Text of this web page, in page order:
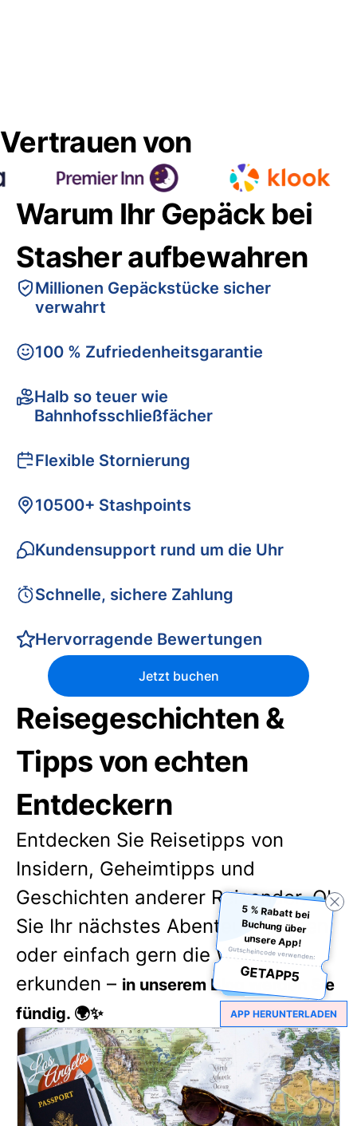
Vertrauen von
Warum Ihr Gepäck bei
Stasher aufbewahren
Millionen Gepäckstücke sicher
verwahrt
100 % Zufriedenheitsgarantie
Halb so teuer wie
Bahnhofsschließfächer
Flexible Stornierung
10500+ Stashpoints
Kundensupport rund um die Uhr
Schnelle, sichere Zahlung
Hervorragende Bewertungen
Jetzt buchen
Reisegeschichten &
Tipps von echten
Entdeckern
Entdecken Sie Reisetipps von
Insidern, Geheimtipps und
Geschichten anderer Reisender. Ob
Sie Ihr nächstes Abenteuer planen
oder einfach gern die Welt
erkunden – in unserem Blog werden Sie
fündig. 🌍✨
5 % Rabatt bei
Buchung über
unsere App!
Gutscheincode verwenden:
GETAPP5
APP HERUNTERLADEN